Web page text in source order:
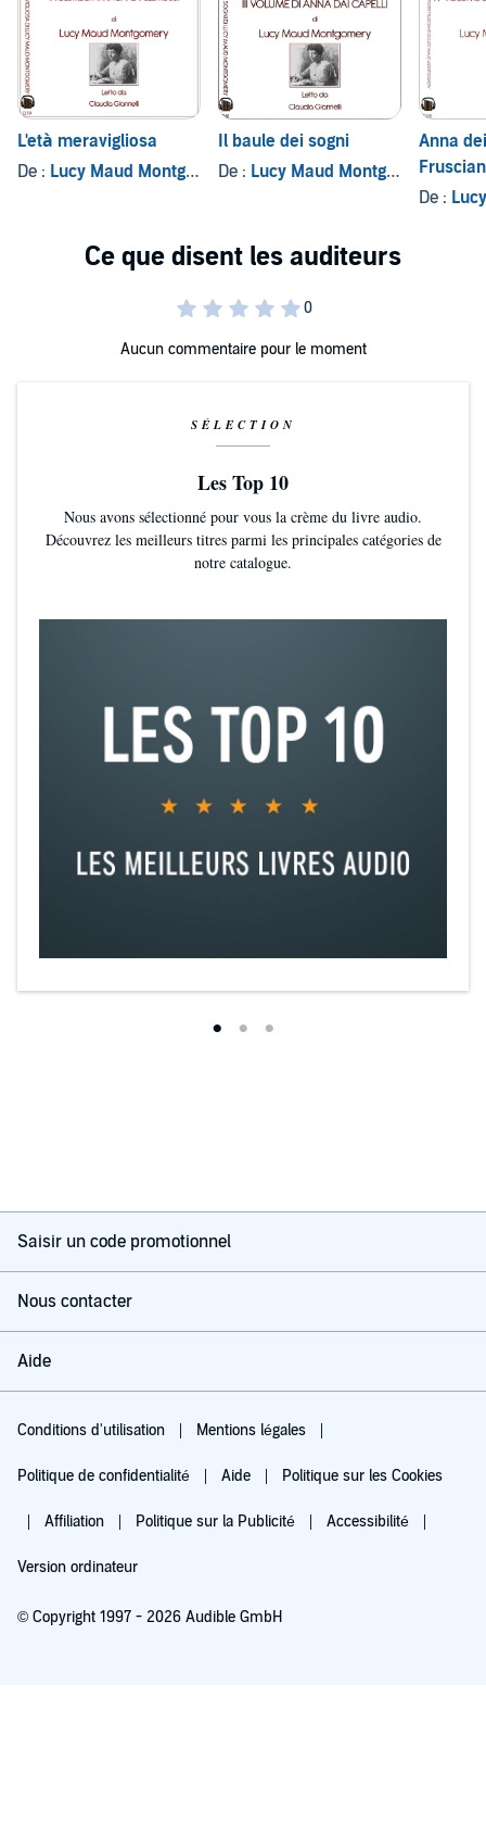
L'età meravigliosa
De : Lucy Maud Montgomery
Il baule dei sogni
De : Lucy Maud Montgomery
Anna
De : Lucy
Aucun commentaire pour le moment
SÉLECTION
Les Top 10
Nous avons sélectionné pour vous la crème du livre audio.
Découvrez les meilleurs titres parmi les principales catégories de
notre catalogue.
Saisir un code promotionnel
Nous contacter
Aide
Conditions d'utilisation Mentions légales
Politique de confidentialité Aide Politique sur les Cookies
Affiliation Politique sur la Publicité Accessibilité
Version ordinateur
© Copyright 1997 - 2026 Audible GmbH